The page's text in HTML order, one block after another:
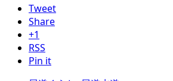
Tweet
Share
+1
RSS
Pin it